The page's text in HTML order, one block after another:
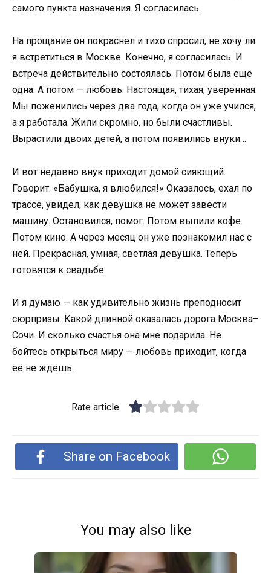
самого пункта назначения. Я согласилась.
На прощание он покраснел и тихо спросил, не хочу ли
я встретиться в Москве. Конечно, я согласилась. И
встреча действительно состоялась. Потом была ещё
одна. А потом — любовь. Настоящая, тихая, уверенная.
Мы поженились через два года, когда он уже учился,
а я работала. Жили скромно, но были счастливы.
Вырастили двоих детей, а потом появились внуки…
И вот недавно внук приходит домой сияющий.
Говорит: «Бабушка, я влюбился!» Оказалось, ехал по
трассе, увидел, как девушка не может завести
машину. Остановился, помог. Потом выпили кофе.
Потом кино. А через месяц он уже познакомил нас с
ней. Прекрасная, умная, светлая девушка. Теперь
готовятся к свадьбе.
И я думаю — как удивительно жизнь преподносит
сюрпризы. Какой длинной оказалась дорога Москва–
Сочи. И сколько счастья она мне подарила. Не
бойтесь открыться миру — любовь приходит, когда
её не ждёшь.
Rate article
Share on Facebook
You may also like